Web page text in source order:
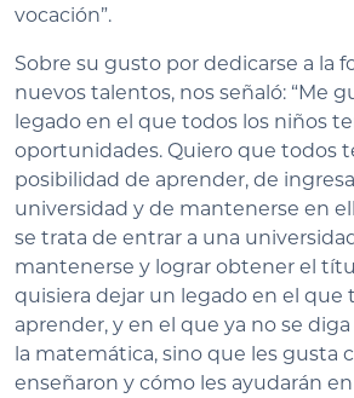
vocación”.
Sobre su gusto por dedicarse a la
nuevos talentos, nos señaló: “Me
legado en el que todos los niños
oportunidades. Quiero que todos
posibilidad de aprender, de
universidad y de mantenerse en
se trata de entrar a una
mantenerse y lograr obtener el
quisiera dejar un legado en el que
aprender, y en el que ya no se
la matemática, sino que les gusta
enseñaron y cómo les ayudarán